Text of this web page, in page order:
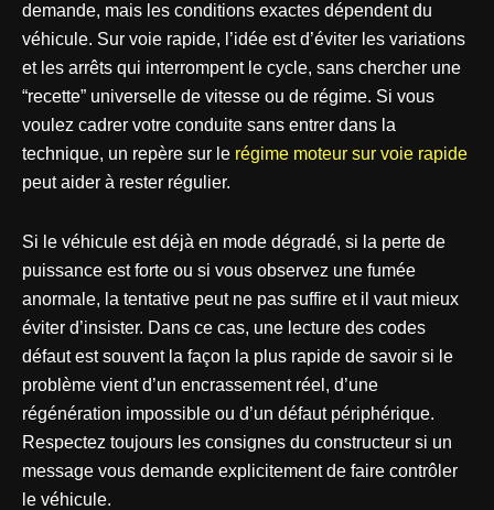
demande, mais les conditions exactes dépendent du
véhicule. Sur voie rapide, l’idée est d’éviter les variations
et les arrêts qui interrompent le cycle, sans chercher une
“recette” universelle de vitesse ou de régime. Si vous
voulez cadrer votre conduite sans entrer dans la
technique, un repère sur le régime moteur sur voie rapide
peut aider à rester régulier.
Si le véhicule est déjà en mode dégradé, si la perte de
puissance est forte ou si vous observez une fumée
anormale, la tentative peut ne pas suffire et il vaut mieux
éviter d’insister. Dans ce cas, une lecture des codes
défaut est souvent la façon la plus rapide de savoir si le
problème vient d’un encrassement réel, d’une
régénération impossible ou d’un défaut périphérique.
Respectez toujours les consignes du constructeur si un
message vous demande explicitement de faire contrôler
le véhicule.